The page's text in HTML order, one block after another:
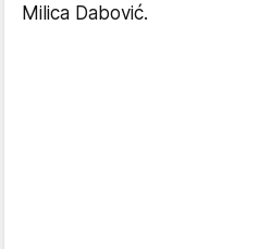
Milica Dabović.